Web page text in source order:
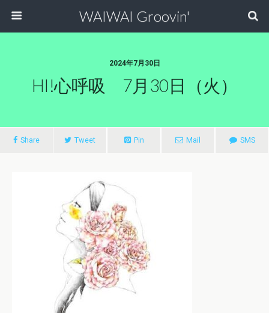
WAIWAI Groovin'
2024年7月30日
HI!心呼吸 7月30日（火）
Share Tweet Pin Mail SMS